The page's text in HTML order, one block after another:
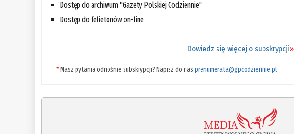
Dostęp do archiwum "Gazety Polskiej Codziennie"
Dostęp do felietonów on-line
Dowiedz się więcej o subskrypcji»
*Masz pytania odnośnie subskrypcji? Napisz do nasprenumerata@gpcodziennie.pl